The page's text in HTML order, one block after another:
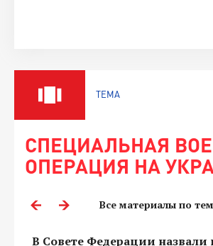
ТЕМА
СПЕЦИАЛЬНАЯ
ОПЕРАЦИЯ НА
Все материалы по
В Совете Федерации